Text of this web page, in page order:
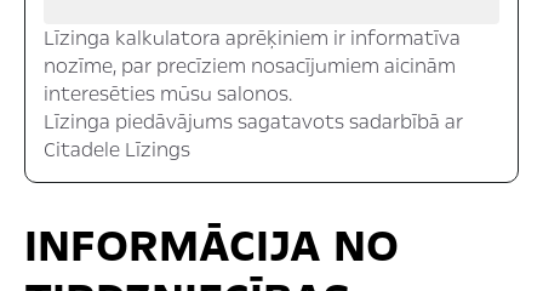
Līzinga kalkulatora aprēķiniem ir informatīva
nozīme, par precīziem nosacījumiem aicinām
interesēties mūsu salonos.
Līzinga piedāvājums sagatavots sadarbībā ar
Citadele Līzings
INFORMĀCIJA NO